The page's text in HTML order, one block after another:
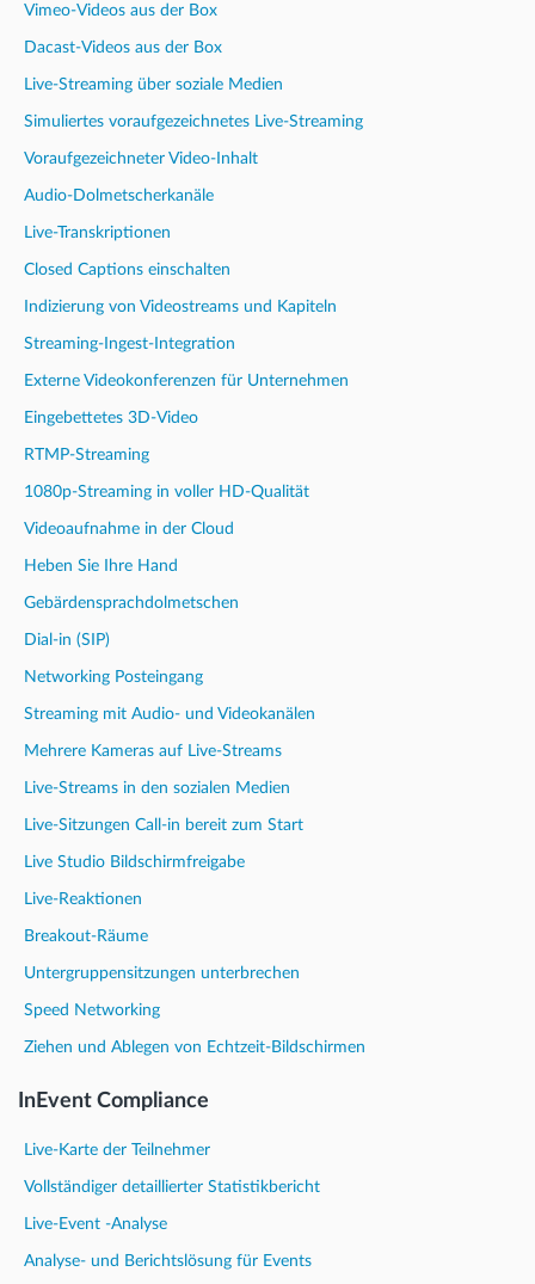
Vimeo-Videos aus der Box
Dacast-Videos aus der Box
Live-Streaming über soziale Medien
Simuliertes voraufgezeichnetes Live-Streaming
Voraufgezeichneter Video-Inhalt
Audio-Dolmetscherkanäle
Live-Transkriptionen
Closed Captions einschalten
Indizierung von Videostreams und Kapiteln
Streaming-Ingest-Integration
Externe Videokonferenzen für Unternehmen
Eingebettetes 3D-Video
RTMP-Streaming
1080p-Streaming in voller HD-Qualität
Videoaufnahme in der Cloud
Heben Sie Ihre Hand
Gebärdensprachdolmetschen
Dial-in (SIP)
Networking Posteingang
Streaming mit Audio- und Videokanälen
Mehrere Kameras auf Live-Streams
Live-Streams in den sozialen Medien
Live-Sitzungen Call-in bereit zum Start
Live Studio Bildschirmfreigabe
Live-Reaktionen
Breakout-Räume
Untergruppensitzungen unterbrechen
Speed Networking
Ziehen und Ablegen von Echtzeit-Bildschirmen
InEvent Compliance
Live-Karte der Teilnehmer
Vollständiger detaillierter Statistikbericht
Live-Event -Analyse
Analyse- und Berichtslösung für Events